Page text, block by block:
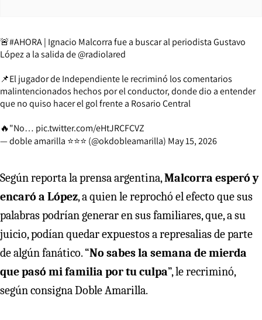
🚨#AHORA| Ignacio Malcorra fue a buscar al periodista Gustavo
López a la salida de@radiolared
📌El jugador de Independiente le recriminó los comentarios
malintencionados hechos por el conductor, donde dio a entender
que no quiso hacer el gol frente a Rosario Central
🔥"No… pic.twitter.com/eHtJRCFCVZ
— doble amarilla ⭐️⭐️⭐️ (@okdobleamarilla) May 15, 2026
Según reporta la prensa argentina,Malcorra esperó y
encaró a López, a quien le reprochó el efecto que sus
palabras podrían generar en sus familiares, que, a su
juicio, podían quedar expuestos a represalias de parte
de algún fanático. “No sabes la semana de mierda
que pasó mi familia por tu culpa”, le recriminó,
según consigna Doble Amarilla.